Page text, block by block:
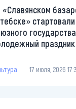
«Славянском
праздник
17 июля, 2026